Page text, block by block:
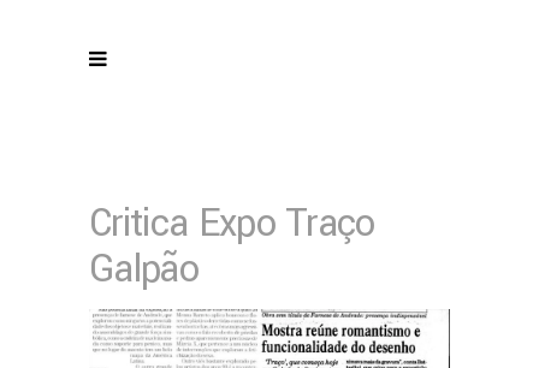
Critica Expo Traço
Galpão